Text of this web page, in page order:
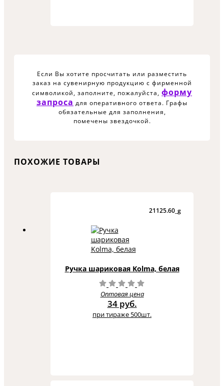
Если Вы хотите просчитать или разместить
заказ на сувенирную продукцию с фирменной
символикой, заполните, пожалуйста, форму
запроса для оперативного ответа. Графы
обязательные для заполнения,
помечены звездочкой.
ПОХОЖИЕ ТОВАРЫ
21125.60_g
Ручка шариковая Kolma, белая
Оптовая цена
34 руб.
при тираже 500шт.